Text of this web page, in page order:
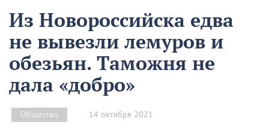
Из Новороссийска едва
не вывезли лемуров и
обезьян. Таможня не
дала «добро»
Общество 14 октября 2021